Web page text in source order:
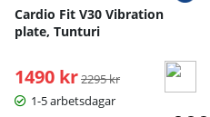
Cardio Fit V30 Vibration
plate, Tunturi
1490 kr Ordinarie pris:
2295 kr
1-5 arbetsdagar